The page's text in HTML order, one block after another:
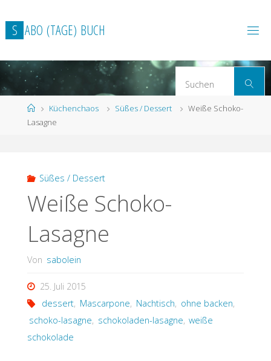
Inhalt
springen
S ABO (TAGE) BUCH
Suchen
StartKüchenchaos Süßes / Dessert
Weiße Schoko-
Lasagne
Süßes / Dessert
Weiße Schoko-
Lasagne
Von sabolein
25. Juli 2015
dessert, Mascarpone, Nachtisch, ohne backen,
schoko-lasagne, schokoladen-lasagne, weiße
schokolade